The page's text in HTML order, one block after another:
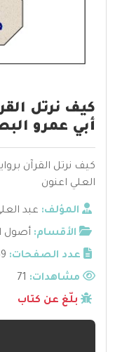
كيف نرتل
أبي عمرو
كيف نرتل القرآن
العلي اعنون
المؤلف: عبد
الأقسام: أصول
عدد الصفحات:
مشاهدات:
بلّغ عن كتاب